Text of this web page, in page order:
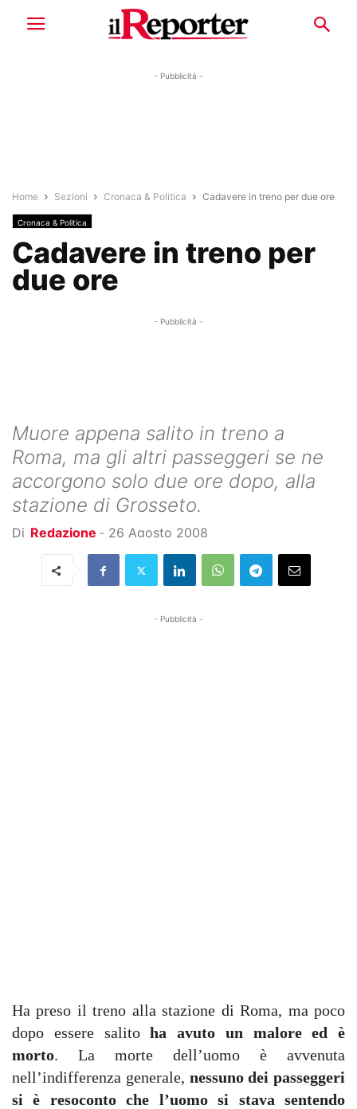
- Pubblicità -
Home Sezioni Cronaca & Politica Cadavere in treno per due ore
Cronaca & Politica
Cadavere in treno per
due ore
- Pubblicità -
Muore appena salito in treno a
Roma, ma gli altri passeggeri se ne
accorgono solo due ore dopo, alla
stazione di Grosseto.
Di Redazione - 26 Agosto 2008
- Pubblicità -
Ha preso il treno alla stazione di Roma, ma poco
dopo essere salitoha avuto un malore ed è
morto. La morte dell’uomo è avvenuta
nell’indifferenza generale, nessuno dei passeggeri
si è resoconto che l’uomo si stava sentendo